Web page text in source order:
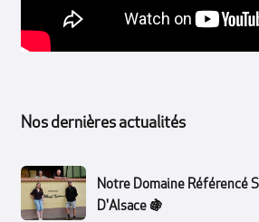
Nos dernières actualités
Notre Domaine Référencé
D'Alsace 🍇